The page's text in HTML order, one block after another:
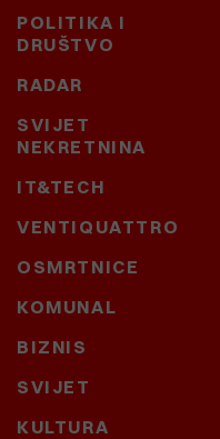
POLITIKA I
DRUŠTVO
RADAR
SVIJET
NEKRETNINA
IT&TECH
VENTIQUATTRO
OSMRTNICE
KOMUNAL
BIZNIS
SVIJET
KULTURA